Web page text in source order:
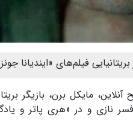
فیلم‌های «ایندیانا جونز»،
مایکل برن، بازیگر